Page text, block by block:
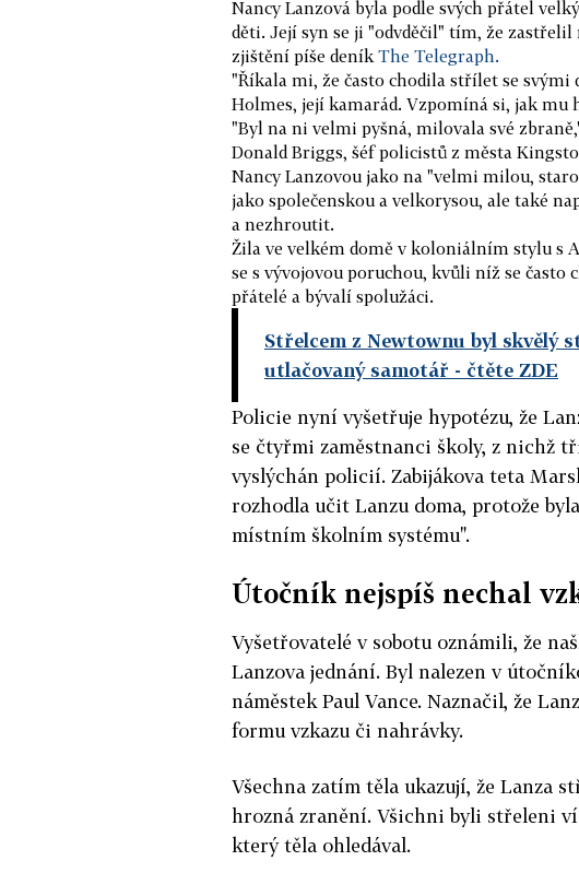
Nancy Lanzová byla podle svých přátel
děti. Její syn se ji "odvděčil" tím, že
zjištění píše deník The Telegraph.
"Říkala mi, že často chodila střílet se svými
Holmes, její kamarád. Vzpomíná si, jak mu
"Byl na ni velmi pyšná, milovala své
Donald Briggs, šéf policistů z města
Nancy Lanzovou jako na "velmi milou,
jako společenskou a velkorysou, ale také
a nezhroutit.
Žila ve velkém domě v koloniálním stylu s
se s vývojovou poruchou, kvůli níž se
přátelé a bývalí spolužáci.
Střelcem z Newtownu byl skvělý
utlačovaný samotář - čtěte ZDE
Policie nyní vyšetřuje hypotézu, že
se čtyřmi zaměstnanci školy, z nichž
vyslýchán policií. Zabijákova teta
rozhodla učit Lanzu doma, protože
místním školním systému".
Útočník nejspíš nechal
Vyšetřovatelé v sobotu oznámili, že
Lanzova jednání. Byl nalezen v
náměstek Paul Vance. Naznačil, že
formu vzkazu či nahrávky.
Všechna zatím těla ukazují, že Lanza
hrozná zranění. Všichni byli střeleni
který těla ohledával.